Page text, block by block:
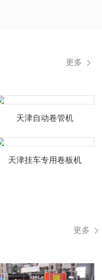
更多
天津自动卷管机
天津挂车专用卷板机
更多